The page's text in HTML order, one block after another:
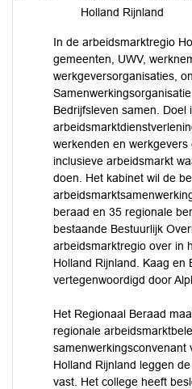
Holland Rijnland
In de arbeidsmarktregio
gemeenten, UWV,
werkgeversorganisaties,
Bedrijfsleven samen.
werkenden en
inclusieve arbeidsmarkt
doen. Het kabinet wil de
beraad en 35 regionale
bestaande Bestuurlijk
arbeidsmarktregio over in
Holland Rijnland. Kaag en
vertegenwoordigd door
Het Regionaal Beraad
regionale
samenwerkingsconvenant
Holland Rijnland leggen
vast. Het college heeft